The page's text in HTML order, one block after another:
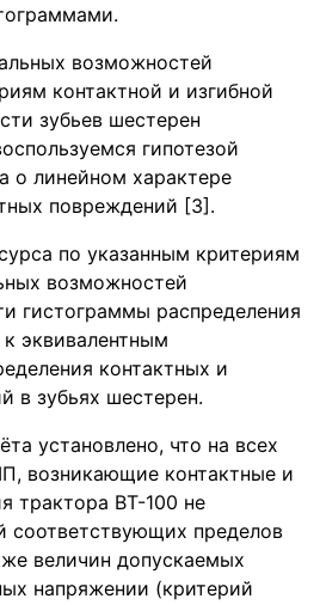
возможностей
контактной и изгибной
зубьев шестерен
гипотезой
о линейном характере
повреждений [3].
по указанным критериям
возможностей
гистограммы распределения
эквивалентным
контактных и
в зубьях шестерен.
установлено, что на всех
возникающие контактные и
трактора ВТ-100 не
соответствующих пределов
величин допускаемых
напряжении (критерий